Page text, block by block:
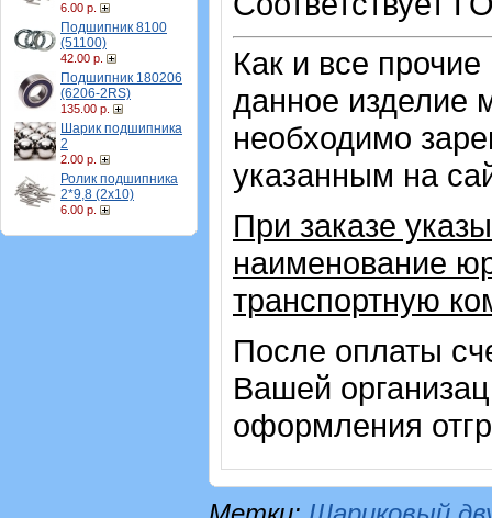
6.00 р.
Подшипник 8100
(51100)
42.00 р.
Подшипник 180206
(6206-2RS)
135.00 р.
Шарик подшипника
2
2.00 р.
Ролик подшипника
2*9,8 (2х10)
6.00 р.
Как и все
данное изделие
необходимо
указанным на
При заказе
наименование
транспортную
После оплаты
Вашей
оформления